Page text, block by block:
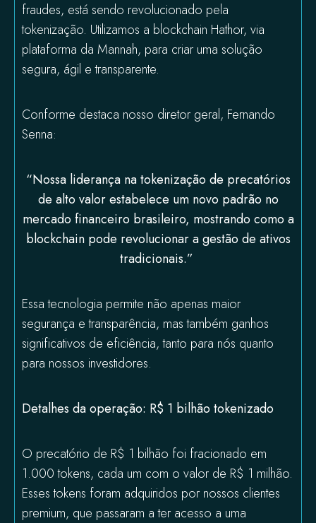
fraudes, está sendo revolucionado pela
tokenização. Utilizamos a blockchain Hathor, via
plataforma da Mannah, para criar uma solução
segura, ágil e transparente.
Conforme destaca nosso diretor geral, Fernando
Senna:
“Nossa liderança na tokenização de precatórios
de alto valor estabelece um novo padrão no
mercado financeiro brasileiro, mostrando como a
blockchain pode revolucionar a gestão de ativos
tradicionais.”
Essa tecnologia permite não apenas maior
segurança e transparência, mas também ganhos
significativos de eficiência, tanto para nós quanto
para nossos investidores.
Detalhes da operação: R$ 1 bilhão tokenizado
O precatório de R$ 1 bilhão foi fracionado em
1.000 tokens, cada um com o valor de R$ 1 milhão.
Esses tokens foram adquiridos por nossos clientes
premium, que passaram a ter acesso a uma